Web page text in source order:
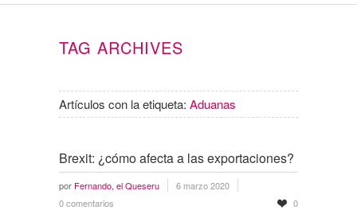
TAG ARCHIVES
Artículos con la etiqueta: Aduanas
Brexit: ¿cómo afecta a las exportaciones?
por Fernando, el Queseru
6 marzo 2020
0 comentarios
0